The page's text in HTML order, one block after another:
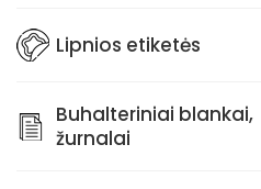
Lipnios etiketės
Buhalteriniai blankai,
žurnalai
Užsakymas su